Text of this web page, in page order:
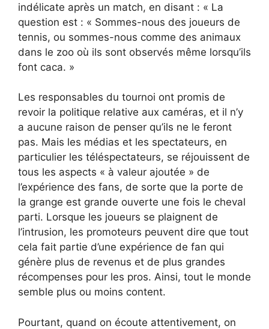
indélicate après un match, en disant : « La
question est : « Sommes-nous des joueurs de
tennis, ou sommes-nous comme des animaux
dans le zoo où ils sont observés même lorsqu’ils
font caca. »
Les responsables du tournoi ont promis de
revoir la politique relative aux caméras, et il n’y
a aucune raison de penser qu’ils ne le feront
pas. Mais les médias et les spectateurs, en
particulier les téléspectateurs, se réjouissent de
tous les aspects « à valeur ajoutée » de
l’expérience des fans, de sorte que la porte de
la grange est grande ouverte une fois le cheval
parti. Lorsque les joueurs se plaignent de
l’intrusion, les promoteurs peuvent dire que tout
cela fait partie d’une expérience de fan qui
génère plus de revenus et de plus grandes
récompenses pour les pros. Ainsi, tout le monde
semble plus ou moins content.
Pourtant, quand on écoute attentivement, on